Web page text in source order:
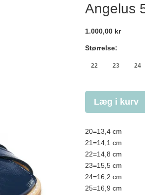
Angelus
1.000,00 kr
Størrelse:
22 23 24
Læg i kurv
20=13,4 cm
21=14,1 cm
22=14,8 cm
23=15,5 cm
24=16,2 cm
25=16,9 cm